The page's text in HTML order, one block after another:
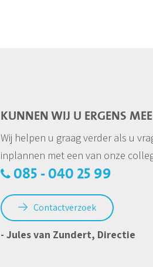
KUNNEN WIJ U ERGENS
Wij helpen u graag verder als u
inplannen met een van onze
085 - 040 25 99
Contactverzoek
- Jules van Zundert, Directie